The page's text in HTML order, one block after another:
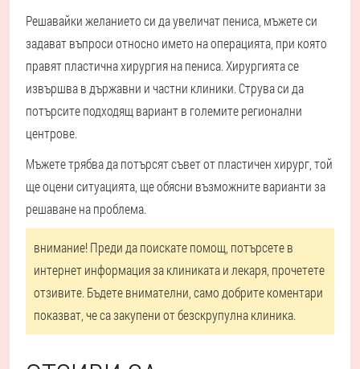
Решавайки желанието си да увеличат пениса, мъжете си
задават въпроси относно името на операцията, при която
правят пластична хирургия на пениса. Хирургията се
извършва в държавни и частни клиники. Струва си да
потърсите подходящ вариант в големите регионални
центрове.
Мъжете трябва да потърсят съвет от пластичен хирург, той
ще оцени ситуацията, ще обясни възможните варианти за
решаване на проблема.
внимание! Преди да поискате помощ, потърсете в
интернет информация за клиниката и лекаря, прочетете
отзивите. Бъдете внимателни, само добрите коментари
показват, че са закупени от безскрупулна клиника.